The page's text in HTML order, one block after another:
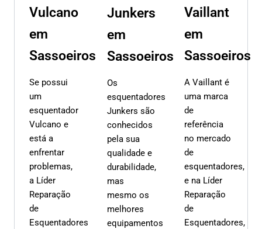
Vulcano
em
Sassoeiros
Se possui
um
esquentador
Vulcano e
está a
enfrentar
problemas,
a Líder
Reparação
de
Esquentadores
Junkers
em
Sassoeiros
Os
esquentadores
Junkers são
conhecidos
pela sua
qualidade e
durabilidade,
mas
mesmo os
melhores
equipamentos
Vaillant
em
Sassoeiros
A Vaillant é
uma marca
de
referência
no mercado
de
esquentadores,
e na Líder
Reparação
de
Esquentadores,